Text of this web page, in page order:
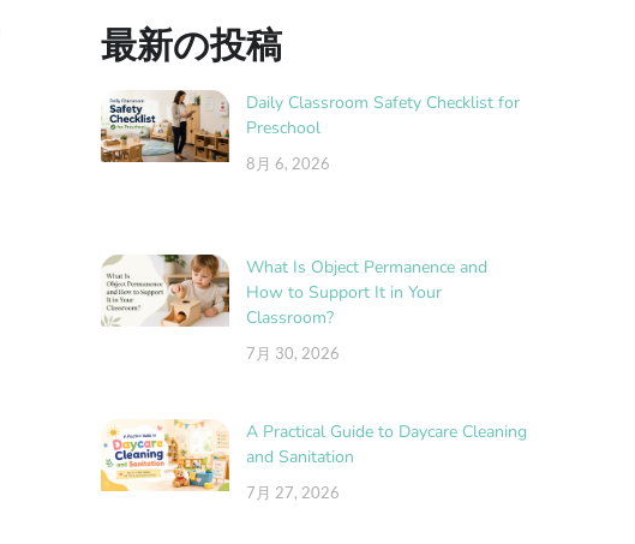
最新の投稿
Daily Classroom Safety Checklist for
Preschool
8月 6, 2026
What Is Object Permanence and
How to Support It in Your
Classroom?
7月 30, 2026
A Practical Guide to Daycare Cleaning
and Sanitation
7月 27, 2026